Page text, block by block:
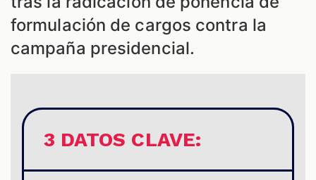
formulación de cargos contra la
campaña presidencial.
3 DATOS CLAVE: